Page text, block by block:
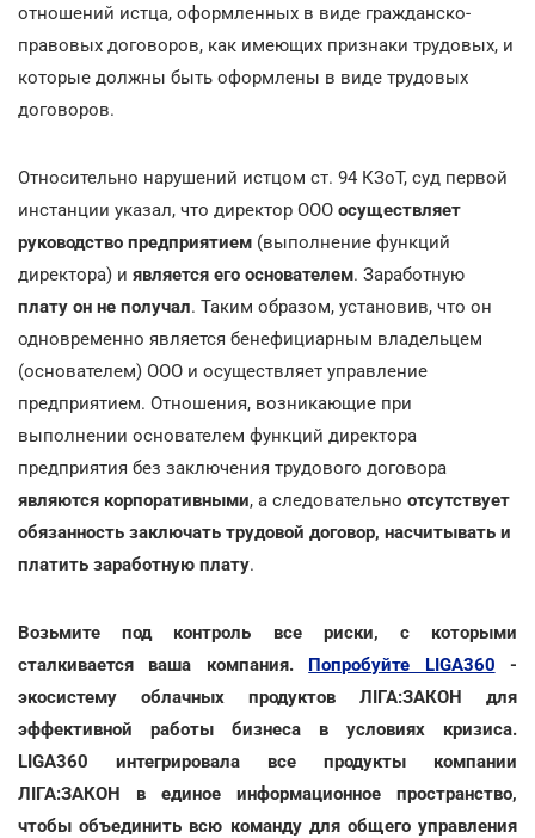
отношений истца, оформленных в виде гражданско-
правовых договоров, как имеющих признаки трудовых, и
которые должны быть оформлены в виде трудовых
договоров.
Относительно нарушений истцом ст. 94 КЗоТ, суд первой
инстанции указал, что директор ООО осуществляет
руководство предприятием (выполнение функций
директора) и является его основателем. Заработную
плату он не получал. Таким образом, установив, что он
одновременно является бенефициарным владельцем
(основателем) ООО и осуществляет управление
предприятием. Отношения, возникающие при
выполнении основателем функций директора
предприятия без заключения трудового договора
являются корпоративными, а следовательно отсутствует
обязанность заключать трудовой договор, насчитывать и
платить заработную плату.
Возьмите под контроль все риски, с которыми
сталкивается ваша компания. Попробуйте LIGA360 -
экосистему облачных продуктов ЛІГА:ЗАКОН для
эффективной работы бизнеса в условиях кризиса.
LIGA360 интегрировала все продукты компании
ЛІГА:ЗАКОН в единое информационное пространство,
чтобы объединить всю команду для общего управления